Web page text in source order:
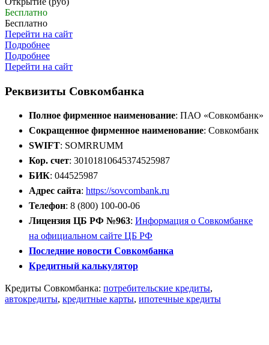
Бесплатно
Бесплатно
Перейти на сайт
Подробнее
Подробнее
Перейти на сайт
Реквизиты Совкомбанка
Полное фирменное наименование: ПАО «Совкомбанк»
Сокращенное фирменное наименование: Совкомбанк
SWIFT: SOMRRUMM
Кор. счет: 30101810645374525987
БИК: 044525987
Адрес сайта: https://sovcombank.ru
Телефон: 8 (800) 100-00-06
Лицензия ЦБ РФ №963: Информация о Совкомбанке
на официальном сайте ЦБ РФ
Последние новости Совкомбанка
Кредитный калькулятор
Кредиты Совкомбанка: потребительские кредиты,
автокредиты, кредитные карты, ипотечные кредиты